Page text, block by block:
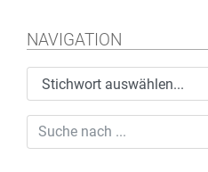
NAVIGATION